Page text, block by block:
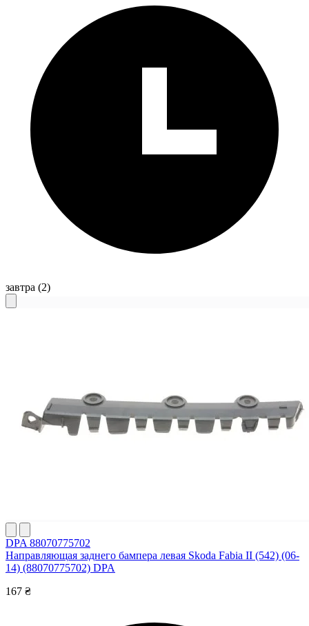
завтра (2)
DPA 88070775702
Направляющая заднего бампера левая Skoda Fabia II (542) (06-
14) (88070775702) DPA
167 ₴